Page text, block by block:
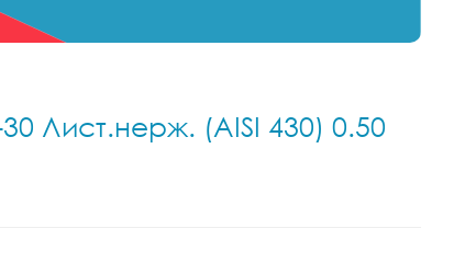
Лист.нерж. (AISI 430) 0.50